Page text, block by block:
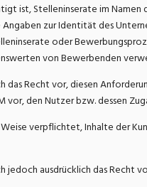
ist, Stelleninserate im
Angaben zur Identität des
oder
von Bewerbenden
das Recht vor, diesen
vor, den Nutzer bzw. dessen
verpflichtet, Inhalte der
jedoch ausdrücklich das Recht